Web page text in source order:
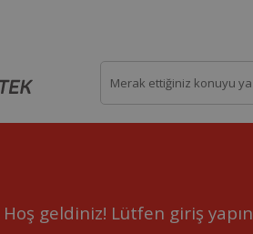
geldiniz! Lütfen giriş